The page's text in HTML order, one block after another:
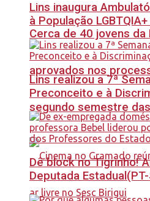
Cerca de 40 jovens da
aprovados nos
segundo semestre
Lins inaugura
à População
Lins realizou a 7ª
Preconceito e à
Dê block no Tigrinho!
Deputada